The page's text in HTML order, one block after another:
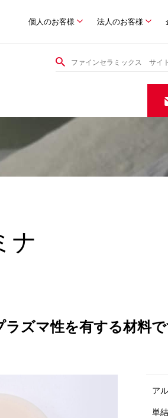
個人のお客様 法人のお客様
ナ
ズマ性を有する材料
ア
単